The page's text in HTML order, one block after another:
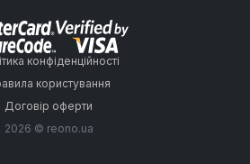
конфіденційності
користування
Договір оферти
2026 © reono.ua